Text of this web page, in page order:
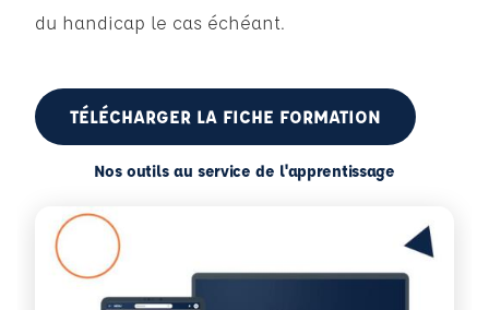
du handicap le cas échéant.
TÉLÉCHARGER LA FICHE FORMATION
Nos outils au service de l'apprentissage